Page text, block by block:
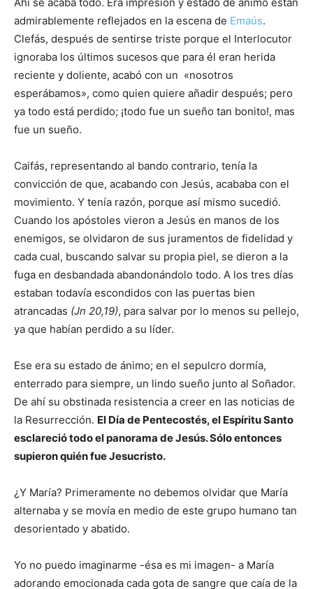
admirablemente reflejados en la escena de Emaús.
Clefás, después de sentirse triste porque el Interlocutor
ignoraba los últimos sucesos que para él eran herida
reciente y doliente, acabó con un «nosotros
esperábamos», como quien quiere añadir después; pero
ya todo está perdido; ¡todo fue un sueño tan bonito!, mas
fue un sueño.
Caifás, representando al bando contrario, tenía la
convicción de que, acabando con Jesús, acababa con el
movimiento. Y tenía razón, porque así mismo sucedió.
Cuando los apóstoles vieron a Jesús en manos de los
enemigos, se olvidaron de sus juramentos de fidelidad y
cada cual, buscando salvar su propia piel, se dieron a la
fuga en desbandada abandonándolo todo. A los tres días
estaban todavía escondidos con las puertas bien
atrancadas (Jn 20,19), para salvar por lo menos su pellejo,
ya que habían perdido a su líder.
Ese era su estado de ánimo; en el sepulcro dormía,
enterrado para siempre, un lindo sueño junto al Soñador.
De ahí su obstinada resistencia a creer en las noticias de
la Resurrección. El Día de Pentecostés, el Espíritu Santo
esclareció todo el panorama de Jesús. Sólo entonces
supieron quién fue Jesucristo.
¿Y María? Primeramente no debemos olvidar que María
alternaba y se movía en medio de este grupo humano tan
desorientado y abatido.
Yo no puedo imaginarme -ésa es mi imagen- a María
adorando emocionada cada gota de sangre que caía de la